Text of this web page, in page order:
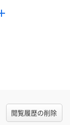
閲覧履歴の削除